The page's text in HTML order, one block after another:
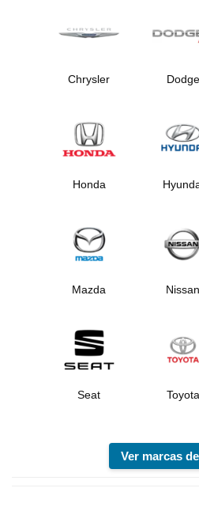
Chrysler Dodge
Honda
Mazda Nissan
Seat Toyota
Ver marcas